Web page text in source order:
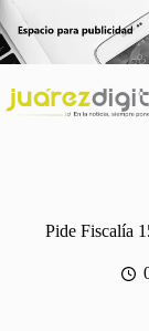
Saltar
al
contenido
Pide Fiscalía